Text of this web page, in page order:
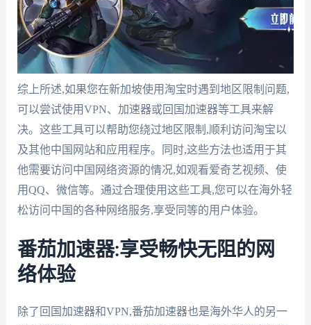
综上所述,如果您在新加坡使用淘宝时遇到地区限制问题,
可以尝试使用VPN、加速器或回国加速器等工具来解
决。这些工具可以帮助您绕过地区限制,顺利访问淘宝以
及其他中国网站和应用程序。同时,这些方法也适用于其
他需要访问中国网络资源的情况,如观看爱奇艺视频、使
用QQ、微信等。通过合理使用这些工具,您可以在海外轻
松访问中国的各种网络服务,享受同等的用户体验。
番茄加速器:享受畅快无阻的网
络体验
除了回国加速器和VPN,番茄加速器也是海外华人的另一